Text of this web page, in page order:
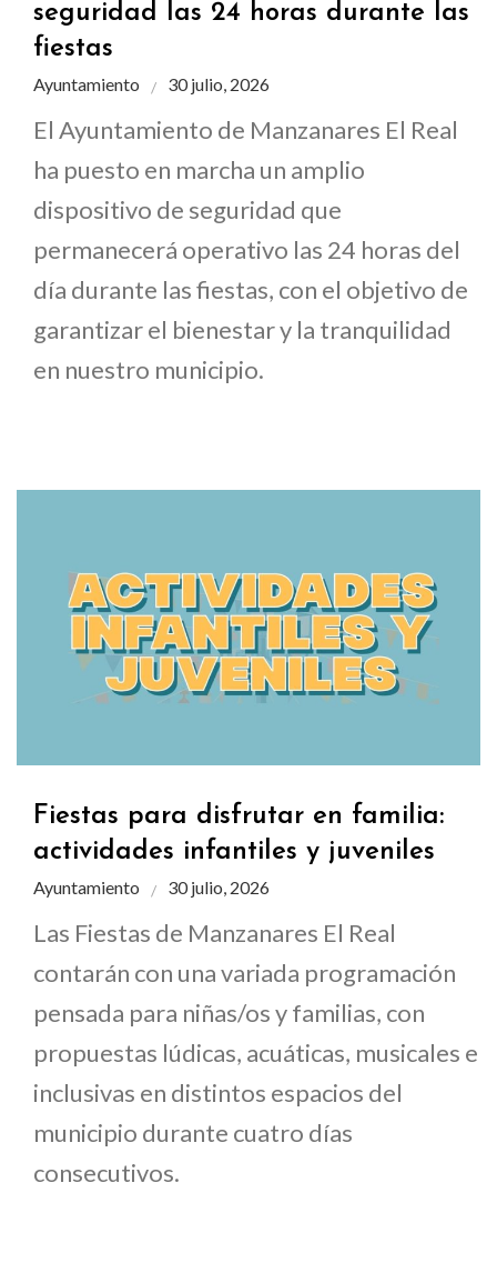
seguridad las 24 horas durante las
fiestas
Ayuntamiento 30 julio, 2026
El Ayuntamiento de Manzanares El Real
ha puesto en marcha un amplio
dispositivo de seguridad que
permanecerá operativo las 24 horas del
día durante las fiestas, con el objetivo de
garantizar el bienestar y la tranquilidad
en nuestro municipio.
Fiestas para disfrutar en familia:
actividades infantiles y juveniles
Ayuntamiento 30 julio, 2026
Las Fiestas de Manzanares El Real
contarán con una variada programación
pensada para niñas/os y familias, con
propuestas lúdicas, acuáticas, musicales e
inclusivas en distintos espacios del
municipio durante cuatro días
consecutivos.